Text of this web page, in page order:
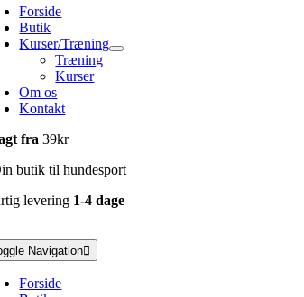
Forside
Butik
Kurser/Træning
Træning
Kurser
Om os
Kontakt
fra39kr
butik til hundesport
levering 1-4 dage
Navigation
Forside